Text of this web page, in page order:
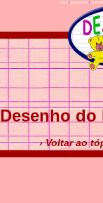
Desenho
› Voltar ao